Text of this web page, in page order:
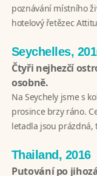
poznávání místního
hotelový řetězec
Seychelles,
Čtyři nejhezčí
osobně.
Na Seychely jsme s
prosince brzy ráno.
letadla jsou prázdná,
Thailand, 2016
Putování po